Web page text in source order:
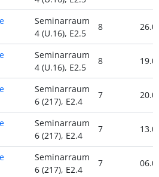
Seminarraum
4 (U.16), E2.5
8
Seminarraum
4 (U.16), E2.5
8
Seminarraum
6 (217), E2.4
7
Seminarraum
6 (217), E2.4
7
Seminarraum
6 (217), E2.4
7